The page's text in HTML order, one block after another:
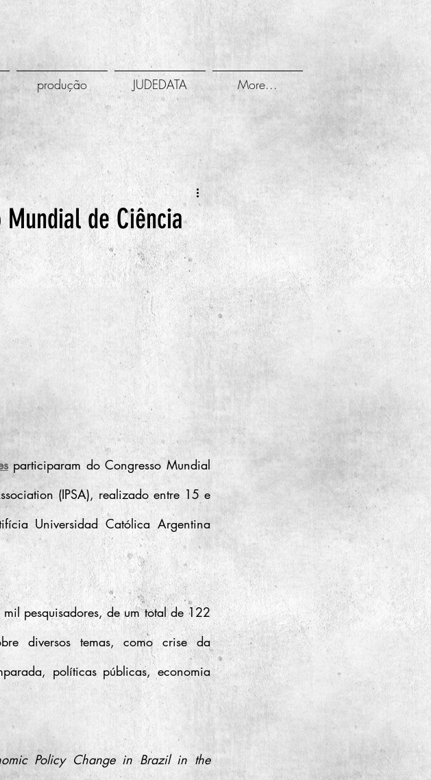
produção JUDEDATA More...
Mundial de Ciência
participaram do Congresso Mundial
(IPSA), realizado entre 15 e
Universidad Católica Argentina
pesquisadores, de um total de 122
diversos temas, como crise da
políticas públicas, economia
Policy Change in Brazil in the